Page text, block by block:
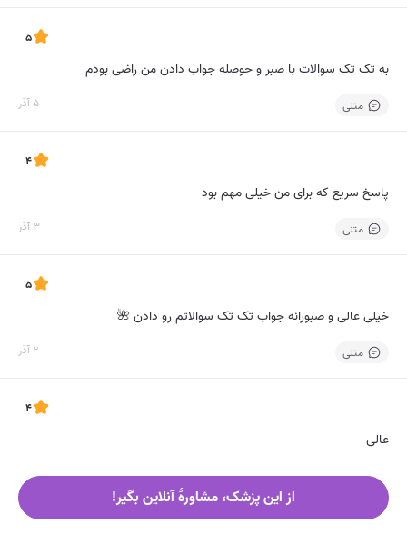
5
به تک تک سوالات با صبر و حوصله جواب دادن من راضی بودم
متنی 5 آذر
4
پاسخ سریع که برای من خیلی مهم بود
متنی 3 آذر
5
خیلی عالی و صبورانه جواب تک تک سوالاتم رو دادن 🌺
متنی 2 آذر
4
عالی
متنی 1 آذر
از این پزشک، مشاورۀ آنلاین بگیر!